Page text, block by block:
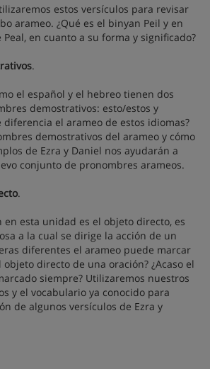
estos versículos para revisar
arameo. ¿Qué es el binyan Peil y en
en cuanto a su forma y significado?
.
el español y el hebreo tienen dos
demostrativos: esto/estos y
diferencia el arameo de estos idiomas?
demostrativos del arameo y cómo
de Ezra y Daniel nos ayudarán a
conjunto de pronombres arameos.
.
en esta unidad es el objeto directo, es
a la cual se dirige la acción de un
diferentes el arameo puede marcar
directo de una oración? ¿Acaso el
siempre? Utilizaremos nuestros
y el vocabulario ya conocido para
de algunos versículos de Ezra y